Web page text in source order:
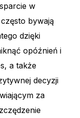
w
bywają
dzięki
opóźnień i
a także
decyzji
za